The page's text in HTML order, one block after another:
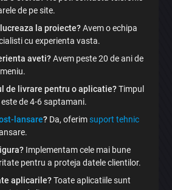
de pe site.
la proiecte?Avem o echipa
cu experienta vasta.
aveti?Avem peste 20 de ani de
de livrare pentru o aplicatie?Timpul
de 4-6 saptamani.
lansare? Da, oferimsuport tehnic
Implementam cele mai bune
pentru a proteja datele clientilor.
aplicarile?Toate aplicatiile sunt
aplicația